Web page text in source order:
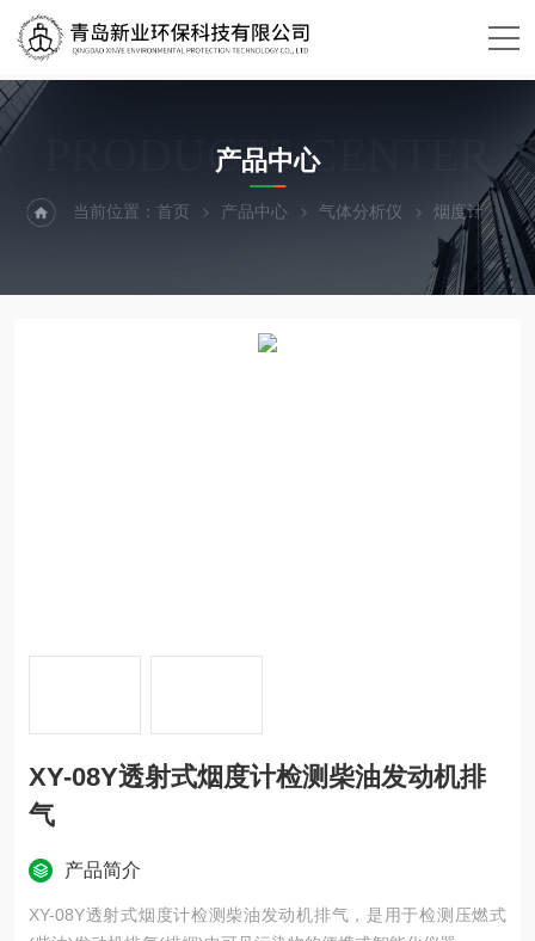
PRODUCTS CENTER
产品中心
当前位置：首页 产品中心 气体分析仪 烟度计
XY-08Y透射式烟度计检测柴油发动机排
气
产品简介
XY-08Y透射式烟度计检测柴油发动机排气，是用于检测压燃式